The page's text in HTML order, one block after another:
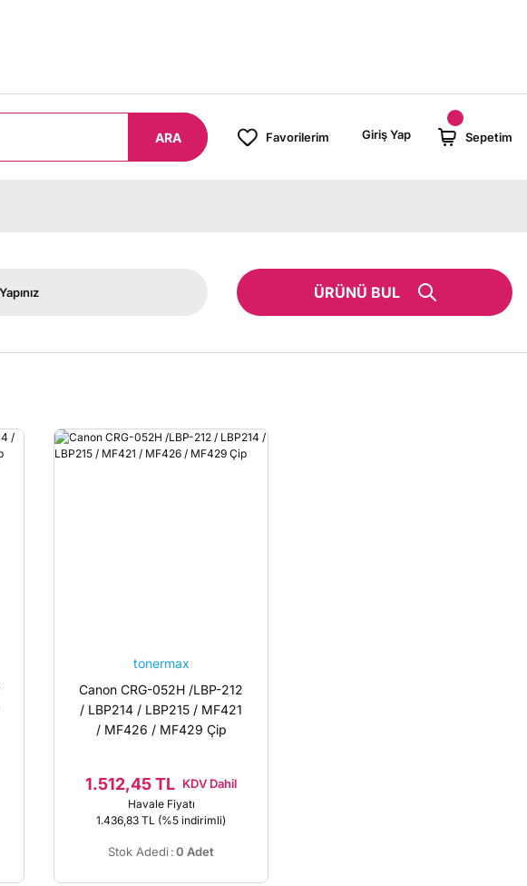
ARA Favorilerim Giriş Yap Sepetim
ÜRÜNÜ BUL
tonermax
Canon CRG-052H /LBP-212
/ LBP214 / LBP215 / MF421
/ MF426 / MF429 Çip
1.512,45 TL KDV Dahil
Havale Fiyatı
1.436,83 TL (%5 indirimli)
Stok Adedi : 0 Adet